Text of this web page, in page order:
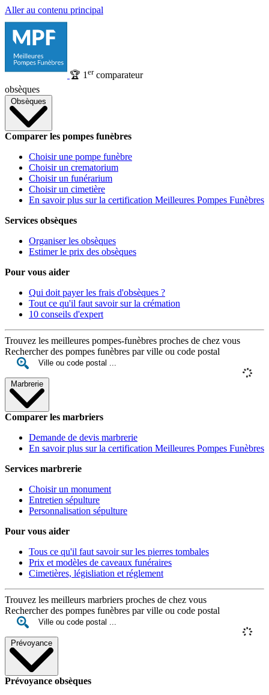
Aller au contenu principal
🏆 1 ercomparateur
obsèques
Obsèques
Comparer les pompes funèbres
Choisir une pompe funèbre
Choisir un crematorium
Choisir un funérarium
Choisir un cimetière
En savoir plus sur la certification Meilleures Pompes Funèbres
Services obsèques
Organiser les obsèques
Estimer le prix des obsèques
Pour vous aider
Qui doit payer les frais d'obsèques ?
Tout ce qu'il faut savoir sur la crémation
10 conseils d'expert
Trouvez les meilleures pompes-funèbres proches de chez vous
Rechercher des pompes funèbres par ville ou code postal
Marbrerie
Comparer les marbriers
Demande de devis marbrerie
En savoir plus sur la certification Meilleures Pompes Funèbres
Services marbrerie
Choisir un monument
Entretien sépulture
Personnalisation sépulture
Pour vous aider
Tous ce qu'il faut savoir sur les pierres tombales
Prix et modèles de caveaux funéraires
Cimetières, législiation et réglement
Trouvez les meilleurs marbriers proches de chez vous
Rechercher des pompes funèbres par ville ou code postal
Prévoyance
Prévoyance obsèques